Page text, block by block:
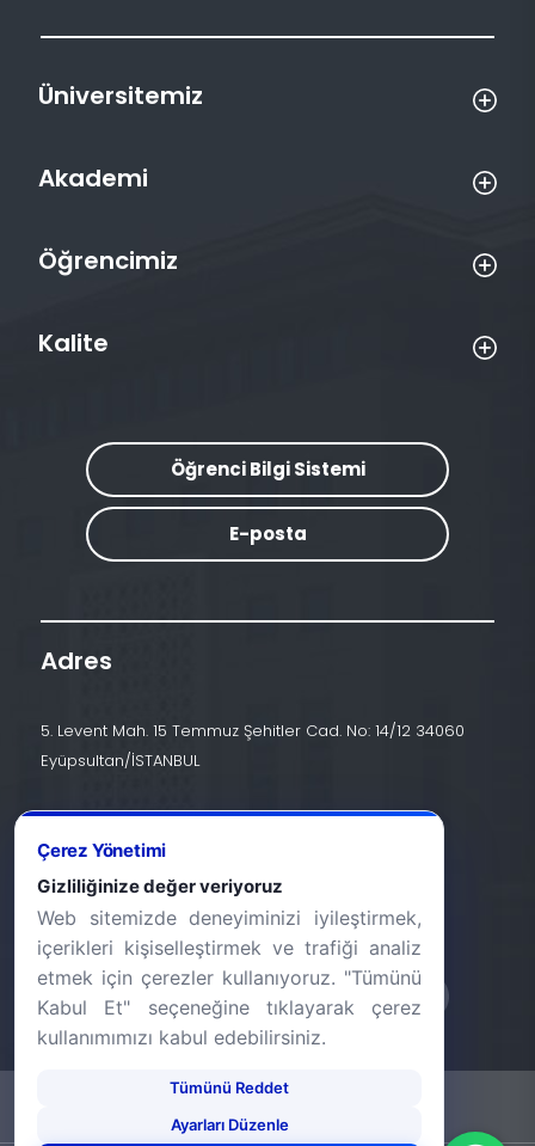
Üniversitemiz
Akademi
Öğrencimiz
Kalite
Öğrenci Bilgi Sistemi
E-posta
Adres
5. Levent Mah. 15 Temmuz Şehitler Cad. No: 14/12 34060
Eyüpsultan/İSTANBUL
+90 (212) 924 24 44
info@halic.edu.tr
Çerez Yönetimi
Gizliliğinize değer veriyoruz
Web sitemizde deneyiminizi iyileştirmek,
içerikleri kişiselleştirmek ve trafiği analiz
etmek için çerezler kullanıyoruz. "Tümünü
Kabul Et" seçeneğine tıklayarak çerez
kullanımımızı kabul edebilirsiniz.
Tümünü Reddet
Ayarları Düzenle